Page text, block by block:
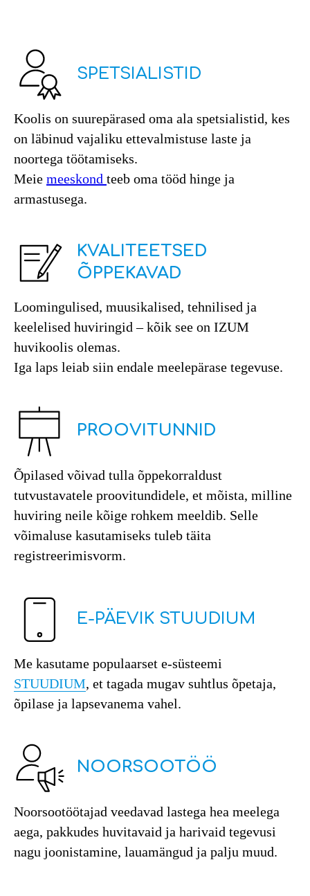
SPETSIALISTID
Koolis on suurepärased oma ala spetsialistid, kes
on läbinud vajaliku ettevalmistuse laste ja
noortega töötamiseks.
Meie meeskond teeb oma tööd hinge ja
armastusega.
KVALITEETSED
ÕPPEKAVAD
Loomingulised, muusikalised, tehnilised ja
keelelised huviringid – kõik see on IZUM
huvikoolis olemas.
Iga laps leiab siin endale meelepärase tegevuse.
PROOVITUNNID
Õpilased võivad tulla õppekorraldust
tutvustavatele proovitundidele, et mõista, milline
huviring neile kõige rohkem meeldib. Selle
võimaluse kasutamiseks tuleb täita
registreerimisvorm.
E-PÄEVIK STUUDIUM
Me kasutame populaarset e-süsteemi
STUUDIUM, et tagada mugav suhtlus õpetaja,
õpilase ja lapsevanema vahel.
NOORSOOTÖÖ
Noorsootöötajad veedavad lastega hea meelega
aega, pakkudes huvitavaid ja harivaid tegevusi
nagu joonistamine, lauamängud ja palju muud.